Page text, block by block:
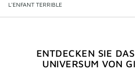
L'ENFANT TERRIBLE
ENTDECKEN SIE
UNIVERSUM VON